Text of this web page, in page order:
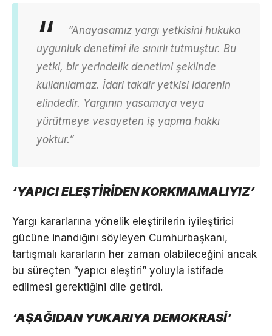
“Anayasamız yargı yetkisini hukuka
uygunluk denetimi ile sınırlı tutmuştur. Bu
yetki, bir yerindelik denetimi şeklinde
kullanılamaz. İdari takdir yetkisi idarenin
elindedir. Yargının yasamaya veya
yürütmeye vesayeten iş yapma hakkı
yoktur.”
‘YAPICI ELEŞTİRİDEN KORKMAMALIYIZ’
Yargı kararlarına yönelik eleştirilerin iyileştirici
gücüne inandığını söyleyen Cumhurbaşkanı,
tartışmalı kararların her zaman olabileceğini ancak
bu süreçten “yapıcı eleştiri” yoluyla istifade
edilmesi gerektiğini dile getirdi.
‘AŞAĞIDAN YUKARIYA DEMOKRASİ’